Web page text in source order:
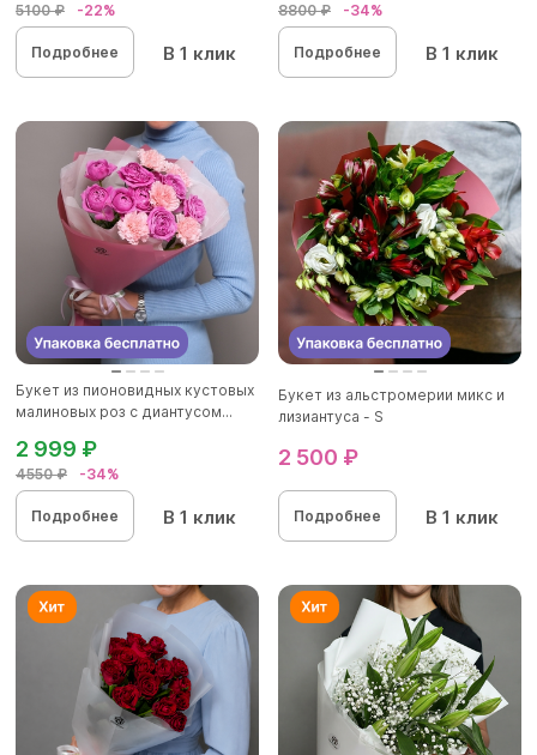
5100 ₽ -22%
Подробнее В 1 клик
8800 ₽ -34%
Подробнее В 1 клик
Букет из пионовидных кустовых
малиновых роз с диантусом...
4550 ₽ -34%
2 999 ₽
Подробнее В 1 клик
Букет из альстромерии микс и
лизиантуса - S
2 500 ₽
Подробнее В 1 клик